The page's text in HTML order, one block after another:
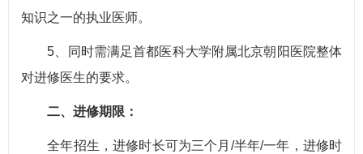
知识之一的执业医师。
5、同时需满足首都医科大学附属北京朝阳医院整体
对进修医生的要求。
二、进修期限：
全年招生，进修时长可为三个月/半年/一年，进修时